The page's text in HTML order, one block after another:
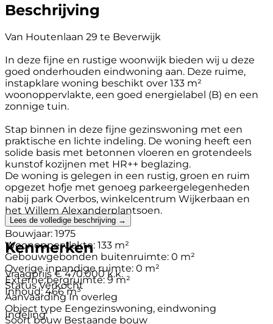
Beschrijving
Van Houtenlaan 29 te Beverwijk
In deze fijne en rustige woonwijk bieden wij u deze
goed onderhouden eindwoning aan. Deze ruime,
instapklare woning beschikt over 133 m²
woonoppervlakte, een goed energielabel (B) en een
zonnige tuin.
Stap binnen in deze fijne gezinswoning met een
praktische en lichte indeling. De woning heeft een
solide basis met betonnen vloeren en grotendeels
kunstof kozijnen met HR++ beglazing.
De woning is gelegen in een rustig, groen en ruim
opgezet hofje met genoeg parkeergelegenheden
nabij park Overbos, winkelcentrum Wijkerbaan en
het Willem Alexanderplantsoen.
Bouwjaar: 1975
Woonoppervlakte: 133 m²
Gebouwgebonden buitenruimte: 0 m²
Overige inpandige ruimte: 0 m²
Externe bergruimte: 9 m²
Inhoud: 466 m³
Indeling;
Lees de volledige beschrijving →
Kenmerken
Vraagprijs € 470.000 k.k.
Status Verkocht
Aanvaarding In overleg
Object type Eengezinswoning, eindwoning
Soort bouw Bestaande bouw